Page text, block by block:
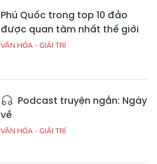
Phú Quốc trong top 10 đảo
được quan tâm nhất thế giới
VĂN HÓA - GIẢI TRÍ
Podcast truyện ngắn: Ngày
về
VĂN HÓA - GIẢI TRÍ